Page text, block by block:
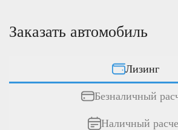
Заказать автомобиль
Лизинг
Безналичный
Наличный